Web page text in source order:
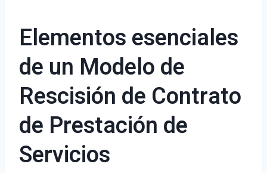
Elementos esenciales
de un Modelo de
Rescisión de Contrato
de Prestación de
Servicios